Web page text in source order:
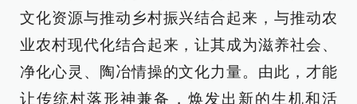
文化资源与推动乡村振兴结合起来，与推动农
业农村现代化结合起来，让其成为滋养社会、
净化心灵、陶冶情操的文化力量。由此，才能
让传统村落形神兼备，焕发出新的生机和活